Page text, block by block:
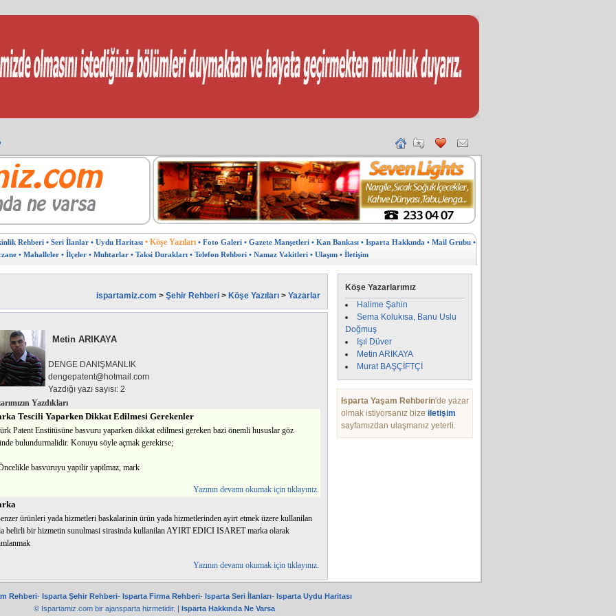
yararlanın.
verebilir ,sponsor olabilirsiniz.
haritası
ÜCRETSİZ ekleyin.
doğru adresKıbrıs Pazarı
?
Rehberi • Seri İlanlar • Uydu Haritası • Köşe Yazıları • Foto Galeri • Gazete Manşetleri • Kan Bankası • Isparta Hakkında • Mail Grubu •
• Mahalleler • İlçeler • Muhtarlar • Taksi Durakları • Telefon Rehberi • Namaz Vakitleri • Ulaşım • İletişim
ispartamiz.com > Şehir Rehberi > Köşe Yazıları > Yazarlar
Metin ARIKAYA
DENGE DANIŞMANLIK
dengepatent@hotmail.com
Yazdığı yazı sayısı: 2
Yazdıkları
Tescili Yaparken Dikkat Edilmesi Gerekenler
Patent Enstitüsüne basvuru yaparken dikkat edilmesi gereken bazi önemli hususlar göz
bulundurmalidir. Konuyu söyle açmak gerekirse;
basvuruyu yapilir yapilmaz, mark
Yazının devamı okumak için tıklayınız.
ürünleri yada hizmetleri baskalarinin ürün yada hizmetlerinden ayirt etmek üzere kullanilan
belirli bir hizmetin sunulmasi sirasinda kullanilan AYIRT EDICI ISARET marka olarak
Yazının devamı okumak için tıklayınız.
Köşe Yazarlarımız
Halime Şahin
Sema Kolukısa, Banu Uslu
Doğmuş
Işıl Düver
Metin ARIKAYA
Murat BAŞÇİFTÇİ
Isparta Yaşam Rehberin'de yazar
olmak istiyorsanız bize iletişim
sayfamızdan ulaşmanız yeterli.
Rehberi- Isparta Şehir Rehberi- Isparta Firma Rehberi- Isparta Seri İlanları- Isparta Uydu Haritası
© Ispartamiz.com bir ajansparta hizmetidir. | Isparta Hakkında Ne Varsa